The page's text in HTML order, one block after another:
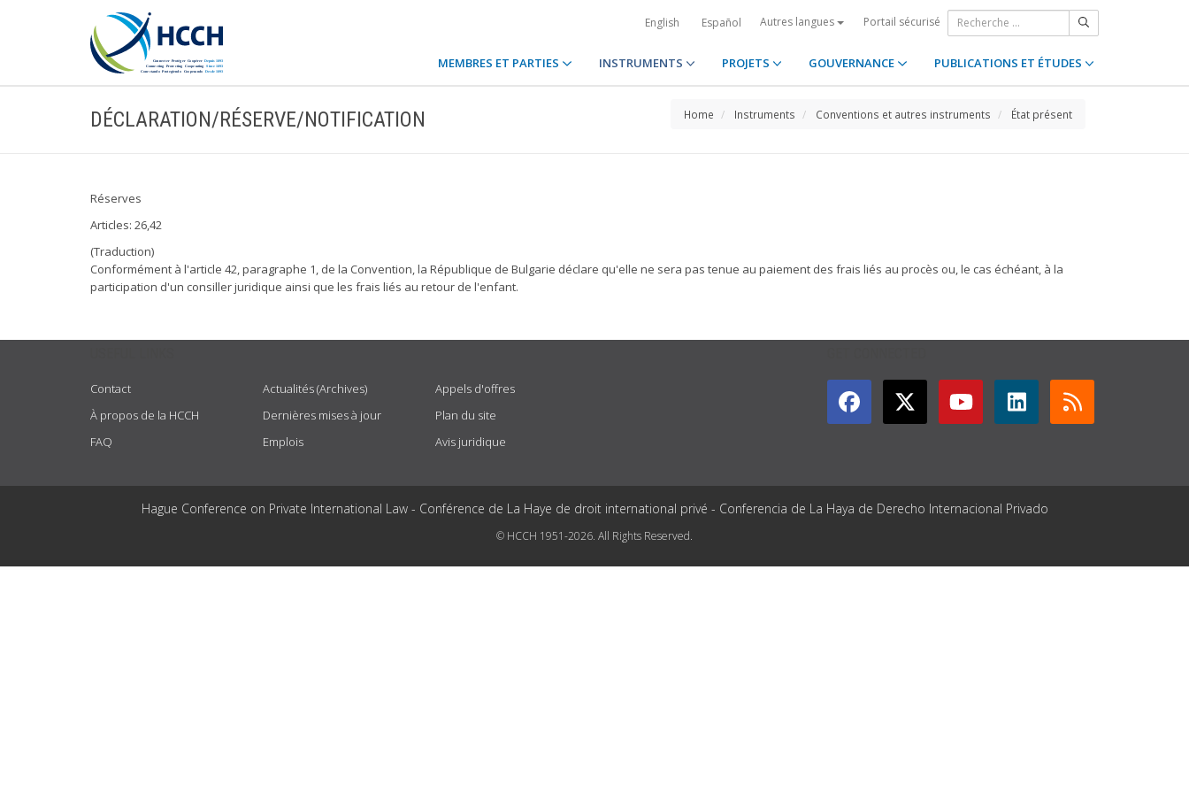
English Español Autres langues Portail sécurisé
MEMBRES ET PARTIES INSTRUMENTS PROJETS GOUVERNANCE PUBLICATIONS ET ÉTUDES
DÉCLARATION/RÉSERVE/NOTIFICATION Home Instruments Conventions et autres instruments État présent
Réserves
Articles: 26,42
(Traduction)
Conformément à l'article 42, paragraphe 1, de la Convention, la République de Bulgarie déclare qu'elle ne sera pas tenue au paiement des frais liés au procès ou, le cas échéant, à la
participation d'un consiller juridique ainsi que les frais liés au retour de l'enfant.
Contact
À propos de la HCCH
FAQ
Actualités (Archives)
Dernières mises à jour
Emplois
Appels d'offres
Plan du site
Avis juridique
Hague Conference on Private International Law - Conférence de La Haye de droit international privé - Conferencia de La Haya de Derecho Internacional Privado
© HCCH 1951-2026. All Rights Reserved.